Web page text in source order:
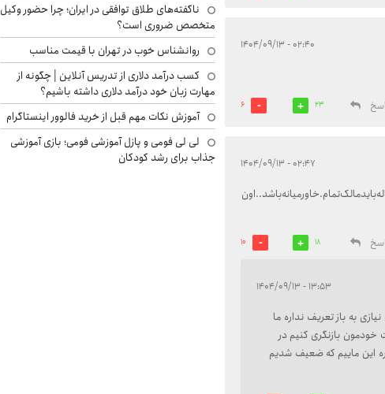
۰۲:۴۰ - ۱۴۰۴/۰۹/۱۳
23
6
۰۲:۴۷ - ۱۴۰۴/۰۹/۱۳
18
10
۱۳:۵۳ - ۱۴۰۴/۰۹/۱۳
به باز تعریف نداره ما
خودمون بازنگری کنیم در
این ماییم که ضعیف شدیم
ناگفته‌های طلاق توافقی در ایران؛ چرا حضور وکیل
متخصص ضروری است؟
روانشناس خوب در تهران با قیمت مناسب
کسب درآمد دلاری از تدریس آنلاین | چگونه از
مهارت زبان خود درآمد دلاری داشته باشیم؟
آموزش نکات مهم قبل از خرید فالوور اینستاگرام
لی لی فومی و پازل آموزشی فومی؛ بازی آموزشی
جذاب برای رشد کودکان